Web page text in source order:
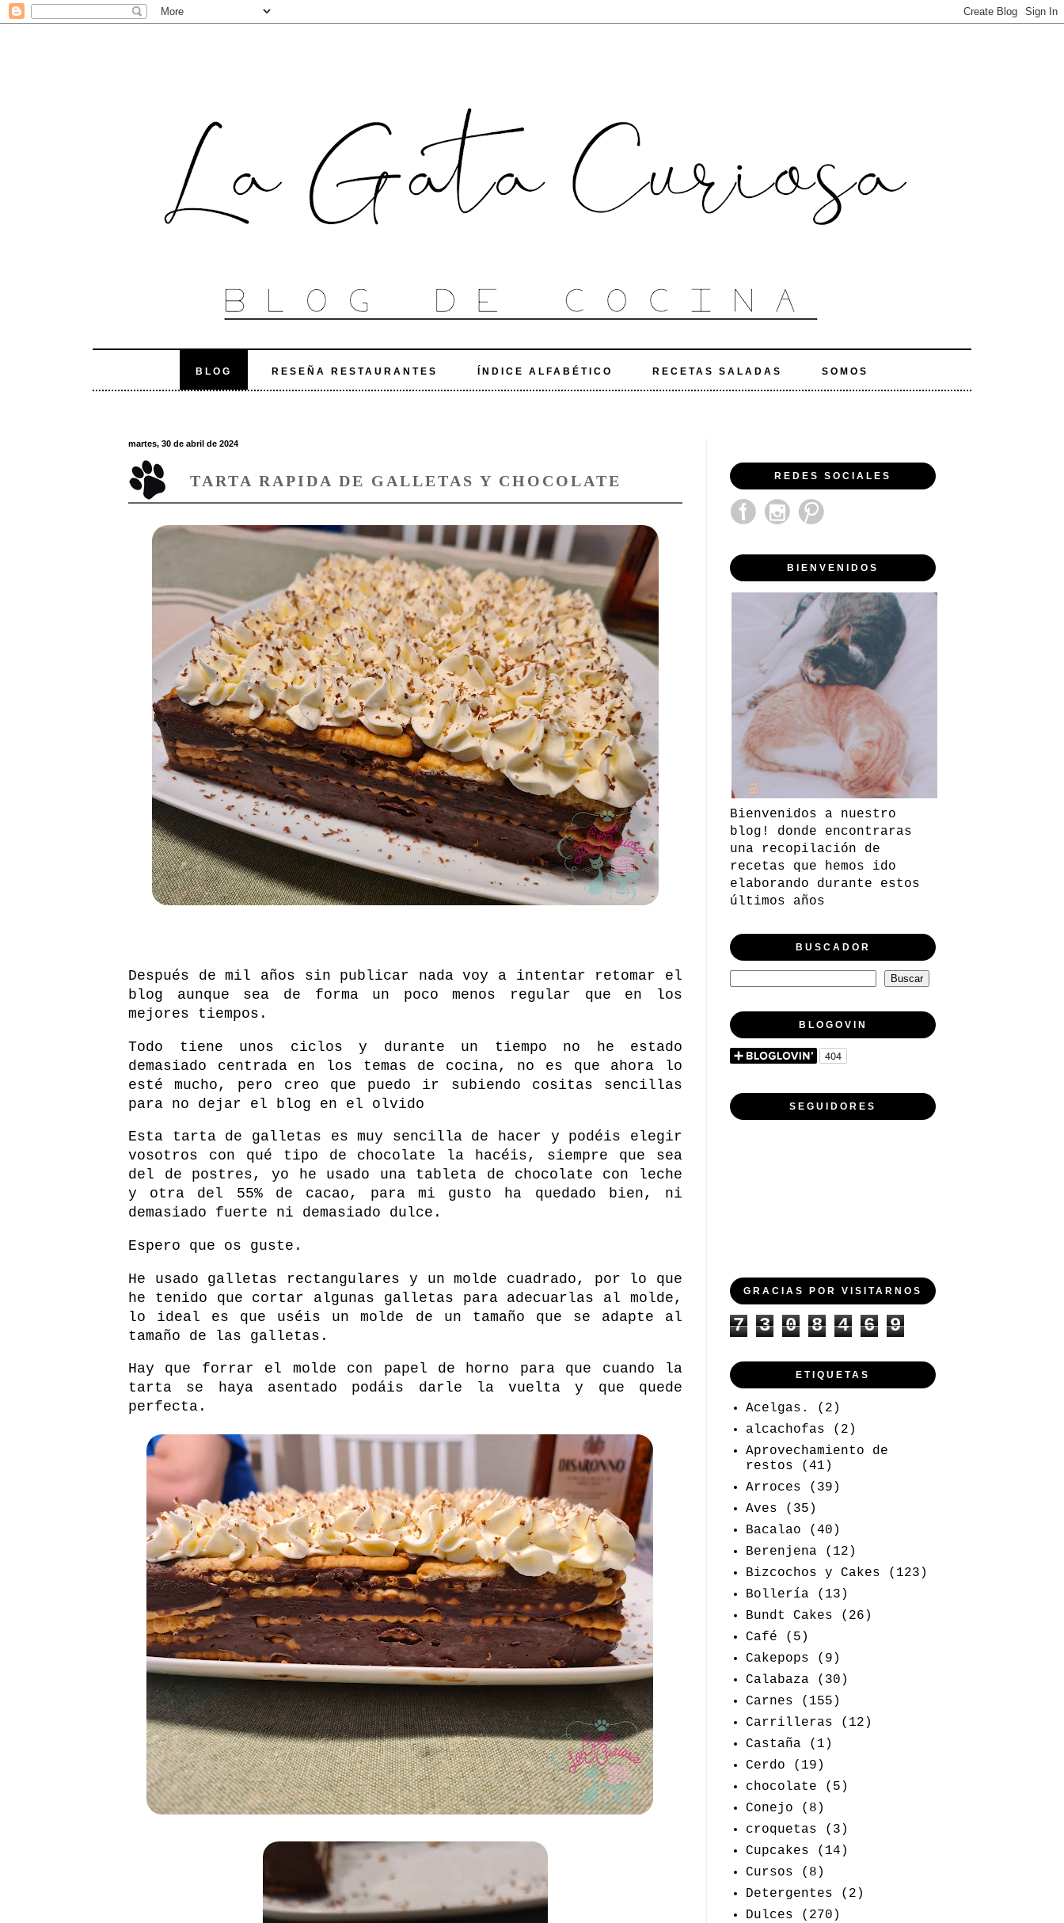
BLOG RESEÑA RESTAURANTES ÍNDICE ALFABÉTICO RECETAS SALADAS SOMOS
martes, 30 de abril de 2024
TARTA RAPIDA DE GALLETAS Y CHOCOLATE
Después de mil años sin publicar nada voy a intentar retomar el
blog aunque sea de forma un poco menos regular que en los
mejores tiempos.
Todo tiene unos ciclos y durante un tiempo no he estado
demasiado centrada en los temas de cocina, no es que ahora lo
esté mucho, pero creo que puedo ir subiendo cositas sencillas
para no dejar el blog en el olvido
Esta tarta de galletas es muy sencilla de hacer y podéis elegir
vosotros con qué tipo de chocolate la hacéis, siempre que sea
del de postres, yo he usado una tableta de chocolate con leche
y otra del 55% de cacao, para mi gusto ha quedado bien, ni
demasiado fuerte ni demasiado dulce.
Espero que os guste.
He usado galletas rectangulares y un molde cuadrado, por lo que
he tenido que cortar algunas galletas para adecuarlas al molde,
lo ideal es que uséis un molde de un tamaño que se adapte al
tamaño de las galletas.
Hay que forrar el molde con papel de horno para que cuando la
tarta se haya asentado podáis darle la vuelta y que quede
perfecta.
REDES SOCIALES
BIENVENIDOS
Bienvenidos a nuestro
blog! donde encontraras
una recopilación de
recetas que hemos ido
elaborando durante estos
últimos años
BUSCADOR
BLOGOVIN
SEGUIDORES
GRACIAS POR VISITARNOS
7 3 0 8 4 6 9
ETIQUETAS
Acelgas.
(2)
alcachofas
(2)
Aprovechamiento de
restos
(41)
Arroces
(39)
Aves
(35)
Bacalao
(40)
Berenjena
(12)
Bizcochos y Cakes
(123)
Bollería
(13)
Bundt Cakes
(26)
Café
(5)
Cakepops
(9)
Calabaza
(30)
Carnes
(155)
Carrilleras
(12)
Castaña
(1)
Cerdo
(19)
chocolate
(5)
Conejo
(8)
croquetas
(3)
Cupcakes
(14)
Cursos
(8)
Detergentes
(2)
Dulces
(270)